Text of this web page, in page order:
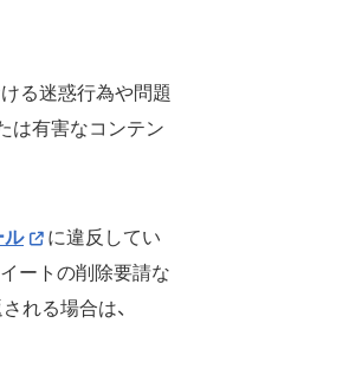
ける迷惑行為や問題
は有害なコンテン
ル
に違反してい
ートの削除要請な
れる場合は、